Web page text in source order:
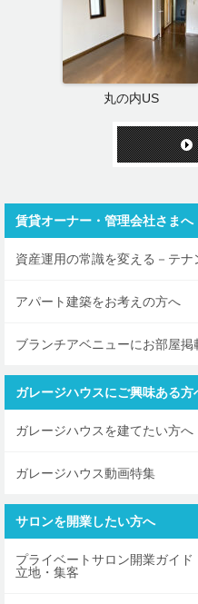
丸の内US
賃貸オーナー・管理会社さまへ
資産運用の常識を変える－テ
アパート建築をお考えの方へ
ブランチアベニューにお部屋
ガレージハウスにご興味ある方
ガレージハウスを建てたい方へ
ガレージハウス動画特集
サロンを開業したい方へ
プライベートサロン開業ガイド
立地・集客